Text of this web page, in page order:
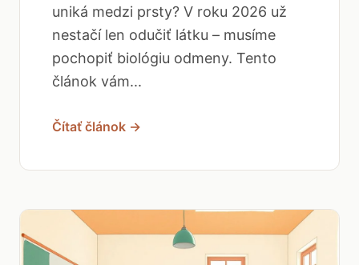
uniká medzi prsty? V roku 2026 už
nestačí len odučiť látku – musíme
pochopiť biológiu odmeny. Tento
článok vám...
Čítať článok →